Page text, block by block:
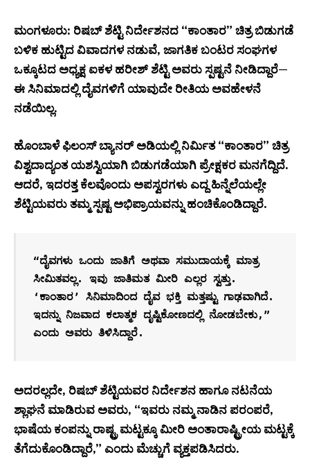
ಮಂಗಳೂರು: ರಿಷಬ್ ಶೆಟ್ಟಿ ನಿರ್ದೇಶನದ “ಕಾಂತಾರ” ಚಿತ್ರ ಬಿಡುಗಡೆ
ಬಳಿಕ ಹುಟ್ಟಿದ ವಿವಾದಗಳ ನಡುವೆ, ಜಾಗತಿಕ ಬಂಟರ ಸಂಘಗಳ
ಒಕ್ಕೂಟದ ಅಧ್ಯಕ್ಷ ಐಕಳ ಹರೀಶ್ ಶೆಟ್ಟಿ ಅವರು ಸ್ಪಷ್ಟನೆ ನೀಡಿದ್ದಾರೆ—
ಈ ಸಿನಿಮಾದಲ್ಲಿ ದೈವಗಳಿಗೆ ಯಾವುದೇ ರೀತಿಯ ಅವಹೇಳನೆ
ನಡೆಯಿಲ್ಲ.
ಹೊಂಬಾಳೆ ಫಿಲಂಸ್ ಬ್ಯಾನರ್ ಅಡಿಯಲ್ಲಿ ನಿರ್ಮಿತ “ಕಾಂತಾರ” ಚಿತ್ರ
ವಿಶ್ವದಾದ್ಯಂತ ಯಶಸ್ವಿಯಾಗಿ ಬಿಡುಗಡೆಯಾಗಿ ಪ್ರೇಕ್ಷಕರ ಮನಗೆದ್ದಿದೆ.
ಆದರೆ, ಇದರತ್ತ ಕೆಲವೊಂದು ಅಪಸ್ವರಗಳು ಎದ್ದ ಹಿನ್ನೆಲೆಯಲ್ಲೇ
ಶೆಟ್ಟಿಯವರು ತಮ್ಮ ಸ್ಪಷ್ಟ ಅಭಿಪ್ರಾಯವನ್ನು ಹಂಚಿಕೊಂಡಿದ್ದಾರೆ.
“ದೈವಗಳು ಒಂದು ಜಾತಿಗೆ ಅಥವಾ ಸಮುದಾಯಕ್ಕೆ ಮಾತ್ರ
ಸೀಮಿತವಲ್ಲ. ಇವು ಜಾತಿಮತ ಮೀರಿ ಎಲ್ಲರ ಸ್ವತ್ತು.
‘ಕಾಂತಾರ’ ಸಿನಿಮಾದಿಂದ ದೈವ ಭಕ್ತಿ ಮತ್ತಷ್ಟು ಗಾಢವಾಗಿದೆ.
ಇದನ್ನು ನಿಜವಾದ ಕಲಾತ್ಮಕ ದೃಷ್ಟಿಕೋಣದಲ್ಲಿ ನೋಡಬೇಕು,”
ಎಂದು ಅವರು ತಿಳಿಸಿದ್ದಾರೆ.
ಅದರಲ್ಲದೇ, ರಿಷಬ್ ಶೆಟ್ಟಿಯವರ ನಿರ್ದೇಶನ ಹಾಗೂ ನಟನೆಯ
ಶ್ಲಾಘನೆ ಮಾಡಿರುವ ಅವರು, “ಇವರು ನಮ್ಮ ನಾಡಿನ ಪರಂಪರೆ,
ಭಾಷೆಯ ಕಂಪನ್ನು ರಾಷ್ಟ್ರ ಮಟ್ಟಕ್ಕೂ ಮೀರಿ ಅಂತಾರಾಷ್ಟ್ರೀಯ ಮಟ್ಟಕ್ಕೆ
ತೆಗೆದುಕೊಂಡಿದ್ದಾರೆ,” ಎಂದು ಮೆಚ್ಚುಗೆ ವ್ಯಕ್ತಪಡಿಸಿದರು.